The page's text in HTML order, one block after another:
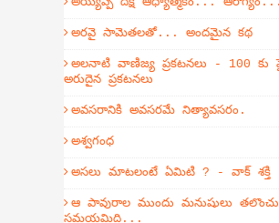
అరవై సామెతలతో... అందమైన కథ
అలనాటి వాణిజ్య ప్రకటనలు - 100
అరుదైన ప్రకటనలు
అవసరానికి అవసరమే నిత్యావసరం.
అశ్వగంధ
అసలు మాటలంటే ఏమిటి ? - వాక్ శక్తి
ఆ పావురాల ముందు మనుషులు
సమయమిది...